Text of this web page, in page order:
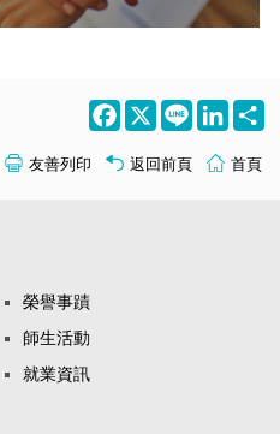
Facebook
X Line
友善列印 返回前頁 首頁
榮譽事蹟
師生活動
就業資訊